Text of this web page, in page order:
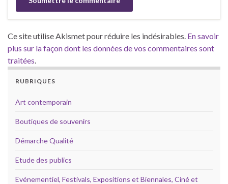
Ce site utilise Akismet pour réduire les indésirables. En savoir
plus sur la façon dont les données de vos commentaires sont
traitées
RUBRIQUES
Art contemporain
Boutiques de souvenirs
Démarche Qualité
Etude des publics
Evénementiel, Festivals, Expositions et Biennales, Ciné et